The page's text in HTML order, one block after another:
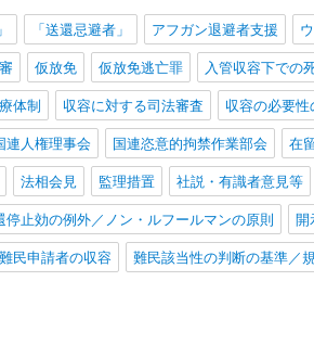
「送還忌避者」 アフガン退避者支援
仮放免 仮放免逃亡罪 入管収容下での
体制 収容に対する司法審査 収容の必要
連人権理事会 国連恣意的拘禁作業部会 在
法相会見 監理措置 社説・有識者意見等
停止効の例外／ノン・ルフールマンの原則 開
難民申請者の収容 難民該当性の判断の基準／